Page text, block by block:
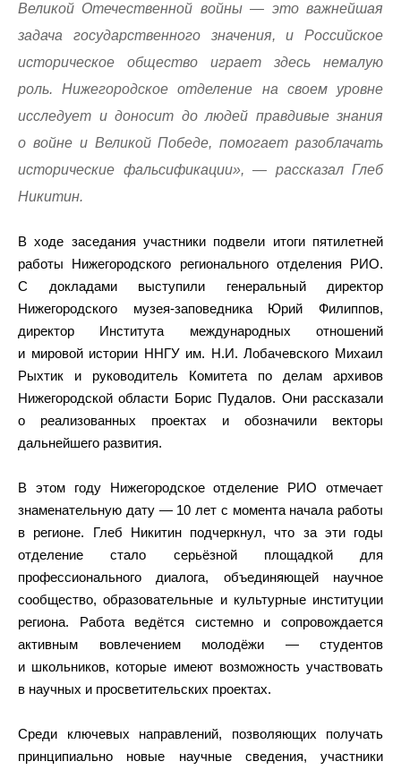
Великой Отечественной войны — это важнейшая
задача государственного значения, и Российское
историческое общество играет здесь немалую
роль. Нижегородское отделение на своем уровне
исследует и доносит до людей правдивые знания
о войне и Великой Победе, помогает разоблачать
исторические фальсификации», — рассказал Глеб
Никитин.
В ходе заседания участники подвели итоги пятилетней
работы Нижегородского регионального отделения РИО.
С докладами выступили генеральный директор
Нижегородского музея-заповедника Юрий Филиппов,
директор Института международных отношений
и мировой истории ННГУ им. Н.И. Лобачевского Михаил
Рыхтик и руководитель Комитета по делам архивов
Нижегородской области Борис Пудалов. Они рассказали
о реализованных проектах и обозначили векторы
дальнейшего развития.
В этом году Нижегородское отделение РИО отмечает
знаменательную дату — 10 лет с момента начала работы
в регионе. Глеб Никитин подчеркнул, что за эти годы
отделение стало серьёзной площадкой для
профессионального диалога, объединяющей научное
сообщество, образовательные и культурные институции
региона. Работа ведётся системно и сопровождается
активным вовлечением молодёжи — студентов
и школьников, которые имеют возможность участвовать
в научных и просветительских проектах.
Среди ключевых направлений, позволяющих получать
принципиально новые научные сведения, участники